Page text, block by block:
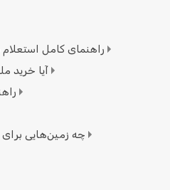
راهنمای کامل
آیا خرید ملک در
چه زمین‌هایی